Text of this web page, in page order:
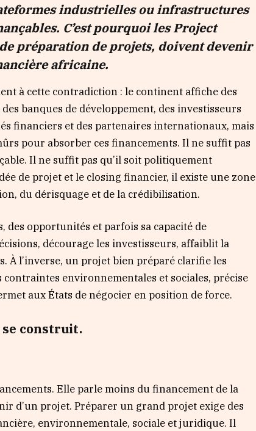
industrielles ou infrastructures
C’est pourquoi lesProject
préparation de projets, doivent devenir
africaine.
à cette contradiction : le continent affiche des
banques de développement, des investisseurs
financiers et des partenaires internationaux, mais
pour absorber ces financements. Il ne suffit pas
Il ne suffit pas qu’il soit politiquement
de projet et le closing financier, il existe une zone
du dérisquage et de la crédibilisation.
des opportunités et parfois sa capacité de
décourage les investisseurs, affaiblit la
À l’inverse, un projet bien préparé clarifie les
environnementales et sociales, précise
aux États de négocier en position de force.
se construit.
Elle parle moins du financement de la
d’un projet. Préparer un grand projet exige des
environnementale, sociale et juridique. Il